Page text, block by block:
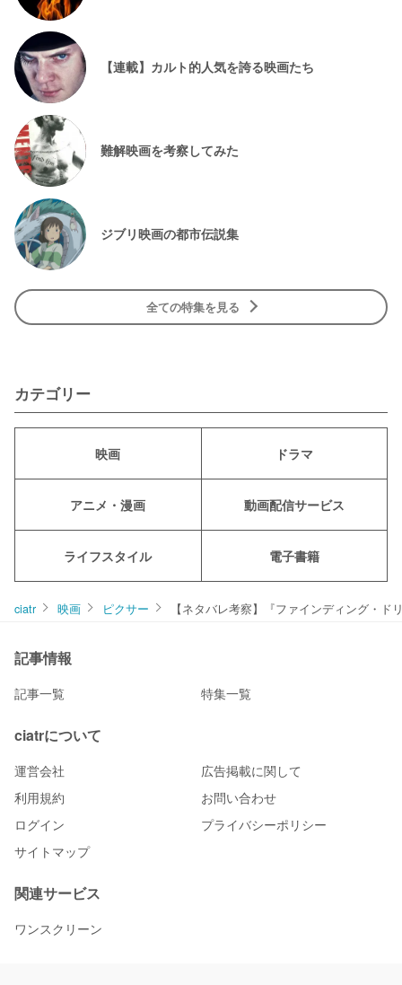
【連載】カルト的人気を誇る映画たち
難解映画を考察してみた
ジブリ映画の都市伝説集
全ての特集を見る
カテゴリー
映画 ドラマ
アニメ・漫画 動画配信サービス
ライフスタイル 電子書籍
ciatr 映画 ピクサー 【ネタバレ考察】『ファインディング・ド
記事情報
記事一覧 特集一覧
ciatrについて
運営会社
広告掲載に関して
利用規約
お問い合わせ
ログイン
プライバシーポリシー
サイトマップ
関連サービス
ワンスクリーン